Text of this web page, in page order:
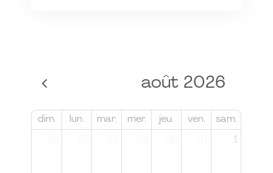
août 2026
dim. lun. mar. mer. jeu. ven. sam.
1